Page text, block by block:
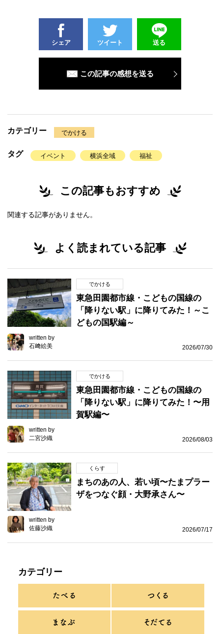
シェア ツイート 送る
この記事の感想を送る
カテゴリー でかける
タグ イベント 横浜全域 福祉
この記事もおすすめ
関連する記事がありません。
よく読まれている記事
でかける
東急田園都市線・こどもの国線の
「降りない駅」に降りてみた！～こ
どもの国駅編～
written by
石﨑絵美
2026/07/30
でかける
東急田園都市線・こどもの国線の
「降りない駅」に降りてみた！〜用
賀駅編〜
written by
二宮沙織
2026/08/03
くらす
まちのあの人、若い頃〜たまプラー
ザをつなぐ顔・大野承さん〜
written by
佐藤沙織
2026/07/17
カテゴリー